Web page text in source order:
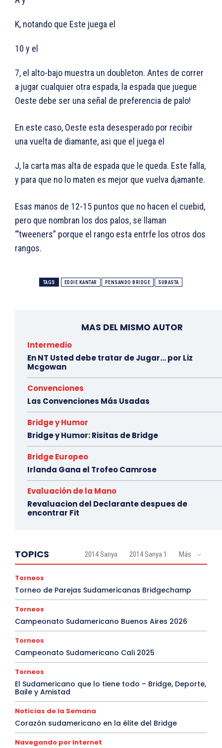
K, notando que Este juega el
10 y el
7, el alto-bajo muestra un doubleton. Antes de correr
a jugar cualquier otra espada, la espada que juegue
Oeste debe ser una señal de preferencia de palo!
En este caso, Oeste esta desesperado por recibir
una vuelta de diamante, asi que el juega el
J, la carta mas alta de espada que le queda. Este falla,
y para que no lo maten es mejor que vuelva d¡amante.
Esas manos de 12-15 puntos que no hacen el cuebid,
pero que nombran los dos palos, se llaman
“’tweeners” porque el rango esta entrfe los otros dos
rangos.
TAGS EDDIE KANTAR PENSANDO BRIDGE SUBASTA
MAS DEL MISMO AUTOR
Intermedio
En NT Usted debe tratar de Jugar… por Liz
Mcgowan
Convenciones
Las Convenciones Más Usadas
Bridge y Humor
Bridge y Humor: Risitas de Bridge
Bridge Europeo
Irlanda Gana el Trofeo Camrose
Evaluación de la Mano
Revaluacion del Declarante despues de
encontrar Fit
TOPICS 2014 Sanya 2014 Sanya 1 Más
Torneos
Torneo de Parejas Sudamericanas Bridgechamp
Torneos
Campeonato Sudamericano Buenos Aires 2026
Torneos
Campeonato Sudamericano Cali 2025
Torneos
El Sudamericano que lo tiene todo – Bridge, Deporte,
Baile y Amistad
Noticias de la Semana
Corazón sudamericano en la élite del Bridge
Navegando por Internet